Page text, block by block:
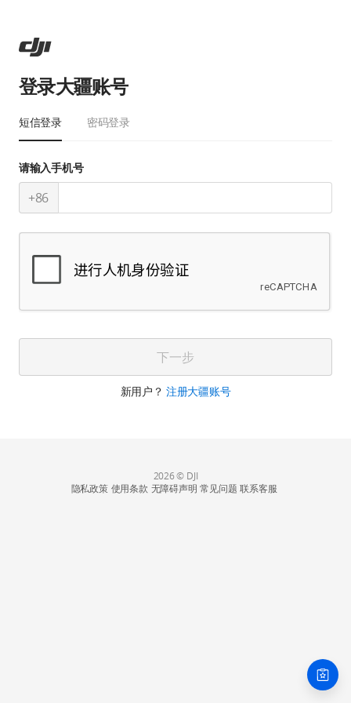
登录大疆账号
短信登录 密码登录
请输入手机号
+86
下一步
新用户？注册大疆账号
2026 © DJI
隐私政策 使用条款 无障碍声明 常见问题 联系客服